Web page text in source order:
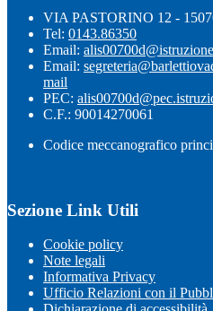
VIA PASTORINO 12 -
Tel: 0143.86350
Email:
Email:
mail
PEC:
C.F.: 90014270061
Codice meccanografico
Sezione Link Utili
Cookie policy
Note legali
Informativa Privacy
Ufficio Relazioni con il